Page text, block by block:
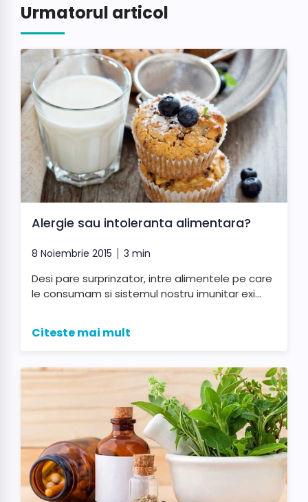
Urmatorul articol
Alergie sau intoleranta alimentara?
8 Noiembrie 2015 3 min
Desi pare surprinzator, intre alimentele pe care
le consumam si sistemul nostru imunitar exi...
Citeste mai mult